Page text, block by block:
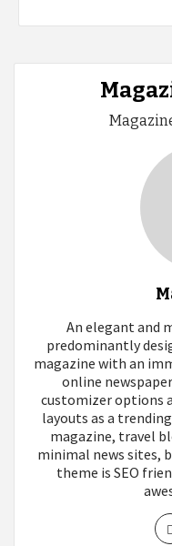
An elegant and
predominantly
magazine with an
online
customizer options
layouts as a
magazine, travel
minimal news sites,
theme is SEO